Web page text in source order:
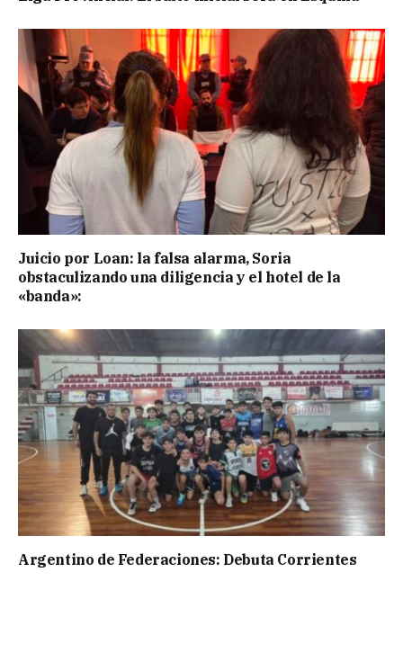
Juicio por Loan: la falsa alarma, Soria
obstaculizando una diligencia y el hotel de la
«banda»:
Argentino de Federaciones: Debuta Corrientes